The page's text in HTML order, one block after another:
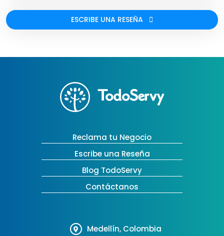
ESCRIBE UNA RESEÑA
Reclama tu Negocio
Escribe una Reseña
Blog TodoServy
Contáctanos
Medellín, Colombia